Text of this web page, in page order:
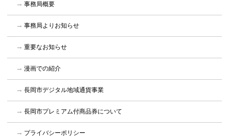
事務局概要
事務局よりお知らせ
重要なお知らせ
漫画での紹介
長岡市デジタル地域通貨事業
長岡市プレミアム付商品券について
プライバシーポリシー